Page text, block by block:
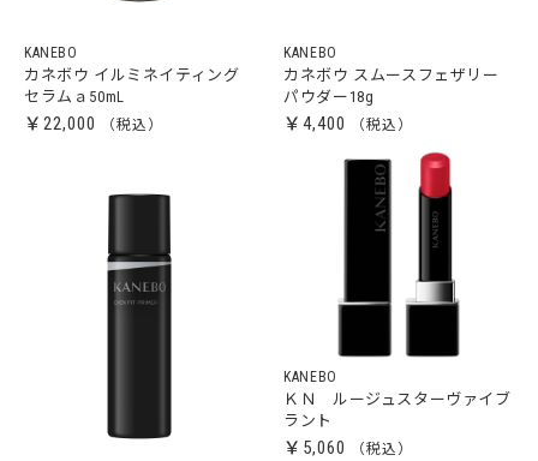
KANEBO
カネボウ イルミネイティング
セラムａ50mL
￥22,000
KANEBO
カネボウ スムースフェザリー
パウダー18g
￥4,400
KANEBO
ＫＮ ルージュスターヴァイブ
ラント
￥5,060